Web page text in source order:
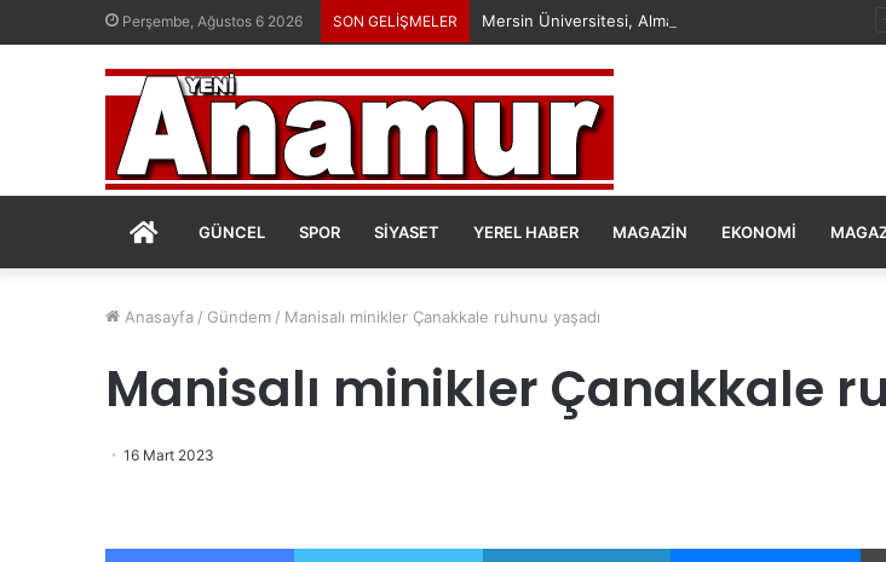
Perşembe, Ağustos 6 2026 SON GELİŞMELER
ANASAYFA
GÜNCEL SPOR SIYASET YEREL HABER MAGAZIN EKONOMI
Anasayfa / Gündem / Manisalı minikler Çanakkale ruhunu yaşadı
Manisalı minikler Çanakkale
16 Mart 2023
Facebook Twitter LinkedIn